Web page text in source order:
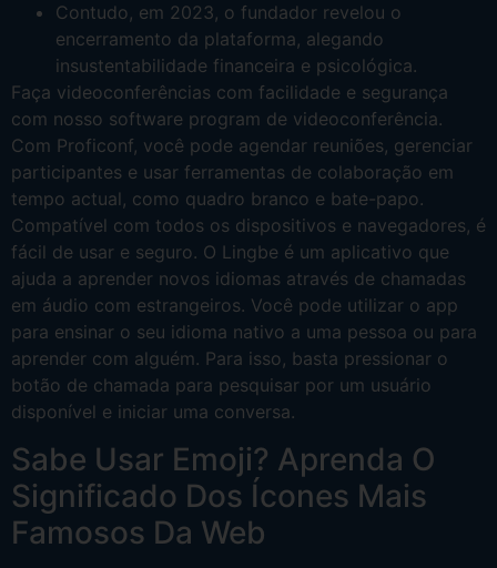
Contudo, em 2023, o fundador revelou o
encerramento da plataforma, alegando
insustentabilidade financeira e psicológica.
Faça videoconferências com facilidade e segurança
com nosso software program de videoconferência.
Com Proficonf, você pode agendar reuniões, gerenciar
participantes e usar ferramentas de colaboração em
tempo actual, como quadro branco e bate-papo.
Compatível com todos os dispositivos e navegadores, é
fácil de usar e seguro. O Lingbe é um aplicativo que
ajuda a aprender novos idiomas através de chamadas
em áudio com estrangeiros. Você pode utilizar o app
para ensinar o seu idioma nativo a uma pessoa ou para
aprender com alguém. Para isso, basta pressionar o
botão de chamada para pesquisar por um usuário
disponível e iniciar uma conversa.
Sabe Usar Emoji? Aprenda O
Significado Dos Ícones Mais
Famosos Da Web